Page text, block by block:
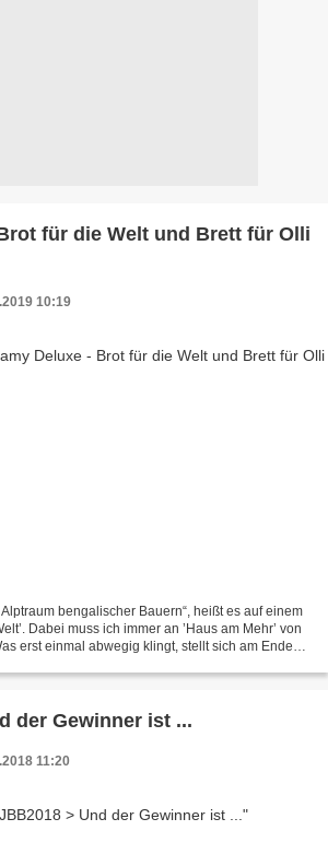
für die Welt und Brett für Olli
10:19
bengalischer Bauern“, heißt es auf einem
Dabei muss ich immer an ’Haus am Mehr’ von
erst einmal abwegig klingt, stellt sich am Ende
der Gewinner ist ...
11:20